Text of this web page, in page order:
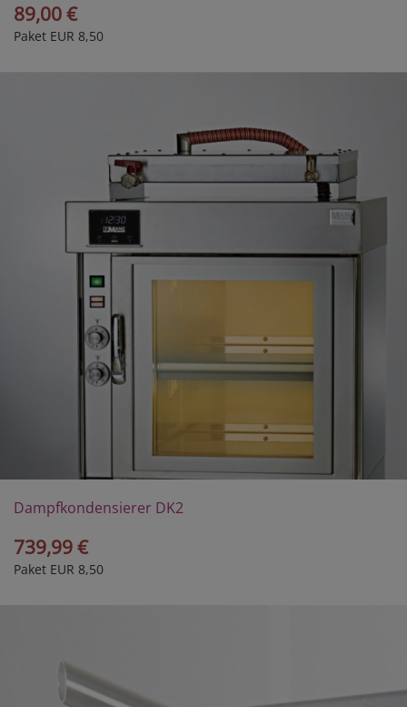
89,00 €
Paket EUR 8,50
Dampfkondensierer DK2
739,99 €
Paket EUR 8,50